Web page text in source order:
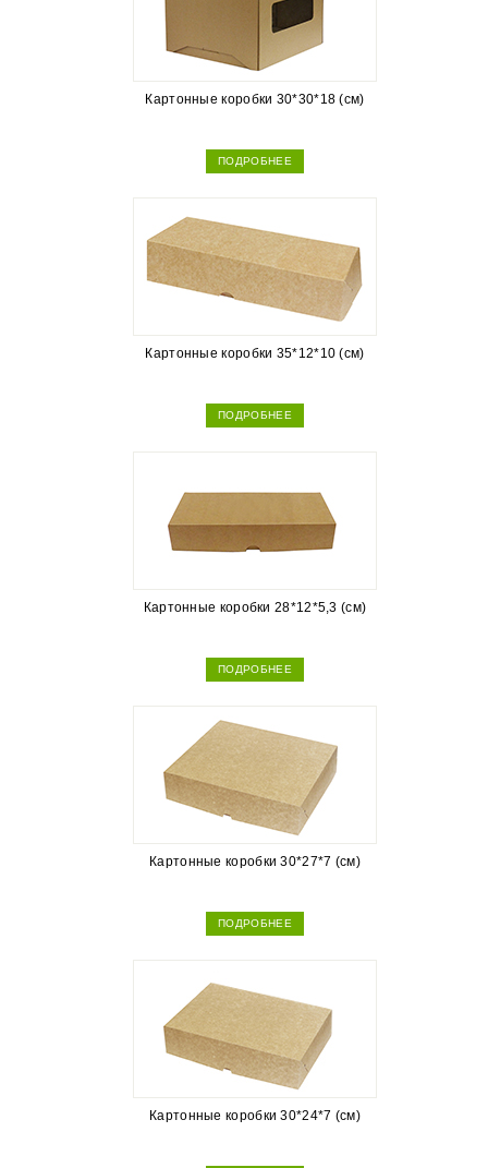
Картонные коробки 30*30*18 (см)
ПОДРОБНЕЕ
Картонные коробки 35*12*10 (см)
ПОДРОБНЕЕ
Картонные коробки 28*12*5,3 (см)
ПОДРОБНЕЕ
Картонные коробки 30*27*7 (см)
ПОДРОБНЕЕ
Картонные коробки 30*24*7 (см)